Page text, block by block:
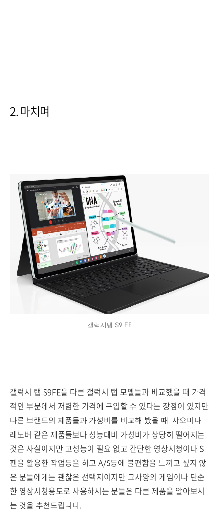
2. 마치며
갤럭시탭 S9 FE
갤럭시 탭 S9FE을 다른 갤럭시 탭 모델들과 비교했을 때 가격
적인 부분에서 저렴한 가격에 구입할 수 있다는 장점이 있지만
다른 브랜드의 제품들과 가성비를 비교해 봤을 때 샤오미나
레노버 같은 제품들보다 성능대비 가성비가 상당히 떨어지는
것은 사실이지만 고성능이 필요 없고 간단한 영상시청이나 S
펜을 활용한 작업등을 하고 A/S등에 불편함을 느끼고 싶지 않
은 분들에게는 괜찮은 선택지이지만 고사양의 게임이나 단순
한 영상시청용도로 사용하시는 분들은 다른 제품을 알아보시
는 것을 추천드립니다.